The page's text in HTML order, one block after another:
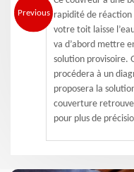
Previous rapidité de réaction
votre toit laisse
va d’abord mettre
solution provisoire.
procédera à un
proposera la
couverture
pour plus de